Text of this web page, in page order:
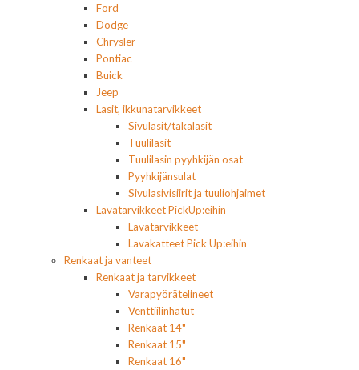
Ford
Dodge
Chrysler
Pontiac
Buick
Jeep
Lasit, ikkunatarvikkeet
Sivulasit/takalasit
Tuulilasit
Tuulilasin pyyhkijän osat
Pyyhkijänsulat
Sivulasivisiirit ja tuuliohjaimet
Lavatarvikkeet PickUp:eihin
Lavatarvikkeet
Lavakatteet Pick Up:eihin
Renkaat ja vanteet
Renkaat ja tarvikkeet
Varapyörätelineet
Venttiilinhatut
Renkaat 14"
Renkaat 15"
Renkaat 16"